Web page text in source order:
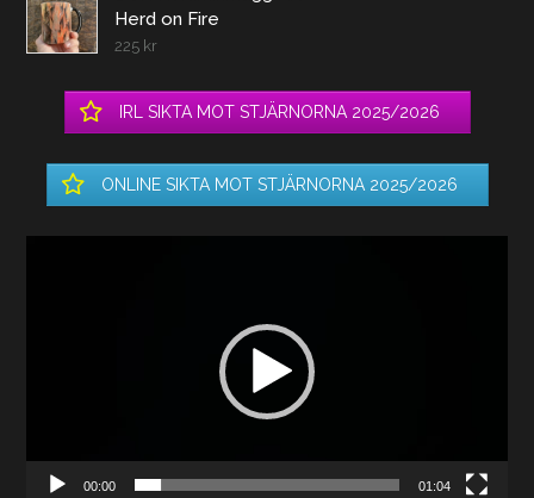
Herd on Fire
225 kr
IRL SIKTA MOT STJÄRNORNA 2025/2026
ONLINE SIKTA MOT STJÄRNORNA 2025/2026
00:00 01:04